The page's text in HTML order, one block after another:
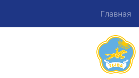
Главная